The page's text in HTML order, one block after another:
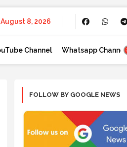
August 8, 2026
Channel Whatsapp Channel
FOLLOW BY GOOGLE NEWS